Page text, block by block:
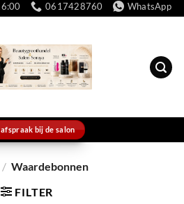
0617428760 WhatsApp
bij de salon
/ Waardebonnen
FILTER